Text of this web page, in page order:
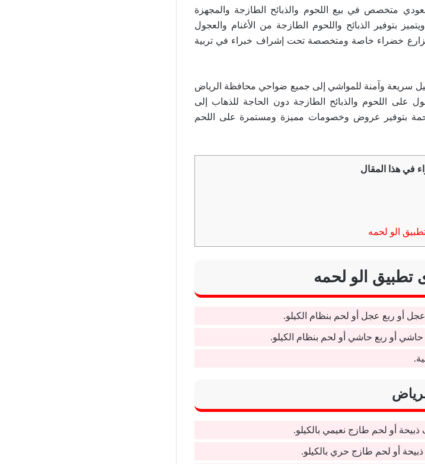
متخصص في بيع اللحوم والذبائح الطازجة والمجهزة
بتوفير الذبائح واللحوم الطازجة من الأغنام والعجول
مزارع خضراء خاصة ومتخصصة تحت إشراف خبراء في تربية
سريعة وآمنة للمواشي إلى جميع ضواحي محافظة الرياض
على اللحوم والذبائح الطازجة دون الحاجة للذهاب إلى
لحمة بتوفير عروض وخصومات مميزة ومستمرة على اللحم
في هذا المقال
الو لحمه
تطبيق الو لحمه
أو ربع عجل أو لحم بنظام الكيلو.
أو ربع حاشي أو لحم بنظام الكيلو.
أو لحم طازج نعيمي بالكيلو.
أو لحم طازج حري بالكيلو.